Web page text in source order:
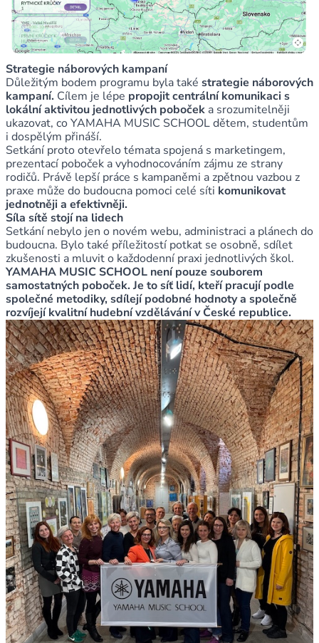
Strategie náborových kampaní
Důležitým bodem programu byla také strategie náborových
kampaní. Cílem je lépe propojit centrální komunikaci s
lokální aktivitou jednotlivých poboček a srozumitelněji
ukazovat, co YAMAHA MUSIC SCHOOL dětem, studentům
i dospělým přináší.
Setkání proto otevřelo témata spojená s marketingem,
prezentací poboček a vyhodnocováním zájmu ze strany
rodičů. Právě lepší práce s kampaněmi a zpětnou vazbou z
praxe může do budoucna pomoci celé síti komunikovat
jednotněji a efektivněji.
Síla sítě stojí na lidech
Setkání nebylo jen o novém webu, administraci a plánech do
budoucna. Bylo také příležitostí potkat se osobně, sdílet
zkušenosti a mluvit o každodenní praxi jednotlivých škol.
YAMAHA MUSIC SCHOOL není pouze souborem
samostatných poboček. Je to síť lidí, kteří pracují podle
společné metodiky, sdílejí podobné hodnoty a společně
rozvíjejí kvalitní hudební vzdělávání v České republice.